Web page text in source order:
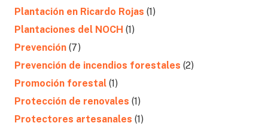
Plantación en Ricardo Rojas (1)
Plantaciones del NOCH (1)
Prevención (7)
Prevención de incendios forestales (2)
Promoción forestal (1)
Protección de renovales (1)
Protectores artesanales (1)